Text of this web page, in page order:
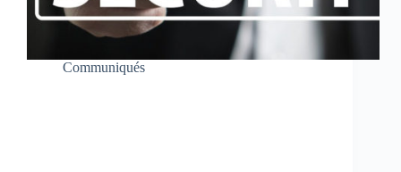
Communiqués